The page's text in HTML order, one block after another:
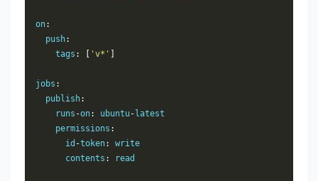
on:
  push
:
    tags
: [ 'v*' ]
jobs :
  publish
:
    runs
-on: ubuntu-latest
    permissions
:
      id
-token:
write
      contents
: read